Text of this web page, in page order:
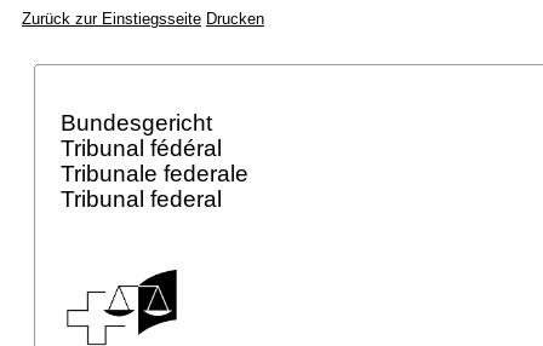
Zurück zur Einstiegsseite Drucken
Bundesgericht
Tribunal fédéral
Tribunale federale
Tribunal federal